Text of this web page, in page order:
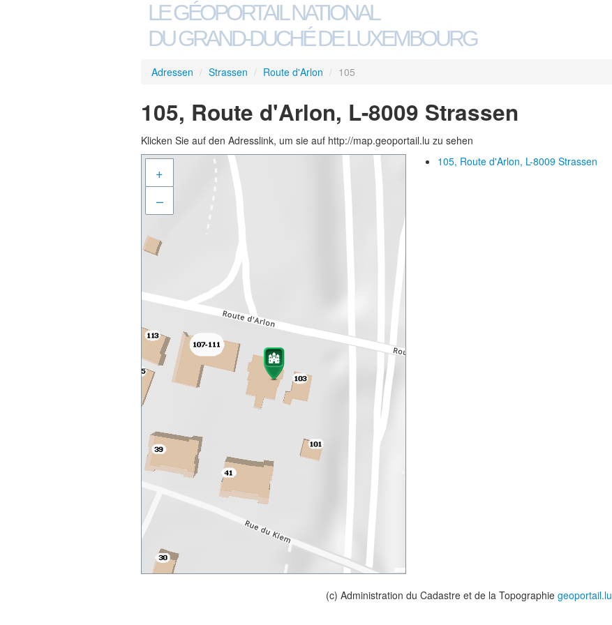
LE GÉOPORTAIL NATIONAL
DU GRAND-DUCHÉ DE LUXEMBOURG
Adressen / Strassen / Route d'Arlon / 105
105, Route d'Arlon, L-8009 Strassen
Klicken Sie auf den Adresslink, um sie auf http://map.geoportail.lu zu sehen
+
–
105, Route d'Arlon, L-8009 Strassen
(c) Administration du Cadastre et de la Topographie geoportail.lu